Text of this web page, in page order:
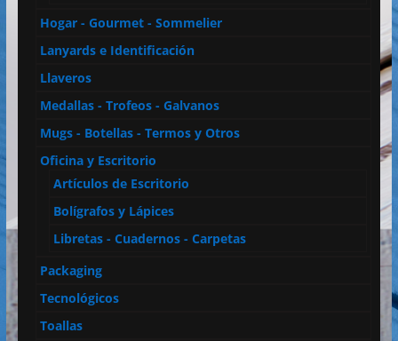
Hogar - Gourmet - Sommelier
Lanyards e Identificación
Llaveros
Medallas - Trofeos - Galvanos
Mugs - Botellas - Termos y Otros
Oficina y Escritorio
Artículos de Escritorio
Bolígrafos y Lápices
Libretas - Cuadernos - Carpetas
Packaging
Tecnológicos
Toallas